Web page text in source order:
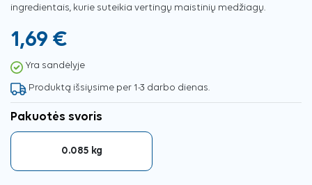
ingredientais, kurie suteikia vertingų maistinių medžiagų.
1,69 €
Yra sandėlyje
Produktą išsiųsime per 1-3 darbo dienas.
Pakuotės svoris
0.085 kg